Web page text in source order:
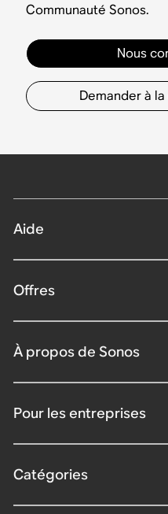
Communauté Sonos.
Nous
Demander à
Aide
Offres
À propos de Sonos
Pour les entreprises
Catégories